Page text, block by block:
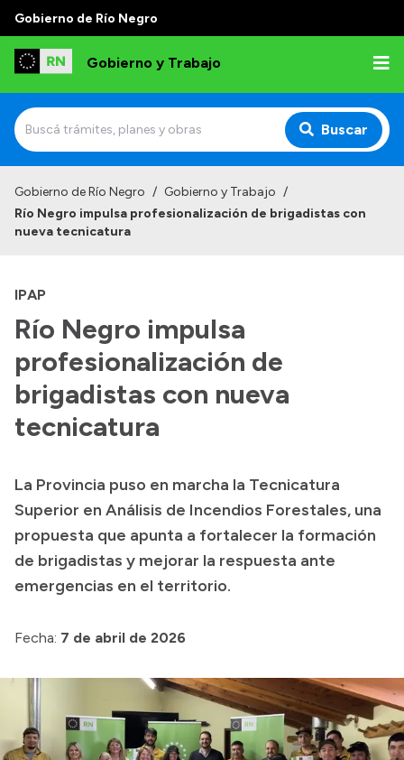
Gobierno de Río Negro
Gobierno y Trabajo
Buscar
Institucional
Autoridades, Áreas y Organismos
Delegaciones
Normativa
Transparencia
Boletín Oficial
Compras y licitaciones
Consulta de expedientes
Consulta de pago a proveedores
Intranet
Gobierno de Río Negro / Gobierno y Trabajo /
Río Negro impulsa profesionalización de brigadistas con
nueva tecnicatura
IPAP
Río Negro impulsa
profesionalización de
brigadistas con nueva
tecnicatura
La Provincia puso en marcha la Tecnicatura
Superior en Análisis de Incendios Forestales, una
propuesta que apunta a fortalecer la formación
de brigadistas y mejorar la respuesta ante
emergencias en el territorio.
Fecha: 7 de abril de 2026